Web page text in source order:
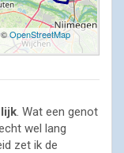
©OpenStreetMap
. Wat een genot
wel lang
zet ik de